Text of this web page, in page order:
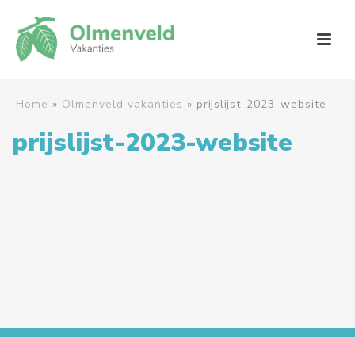
Home » Olmenveld vakanties » prijslijst-2023-website
prijslijst-2023-website